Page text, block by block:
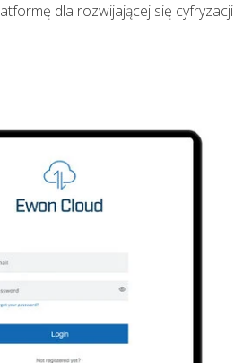
dla rozwijającej się cyfryzacji